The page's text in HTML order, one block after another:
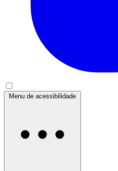
Menu de acessibilidade